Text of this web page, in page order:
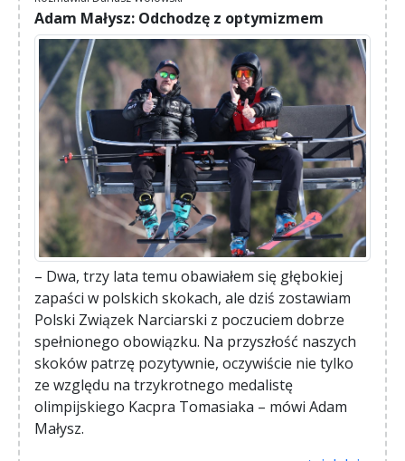
Adam Małysz: Odchodzę z optymizmem
– Dwa, trzy lata temu obawiałem się głębokiej
zapaści w polskich skokach, ale dziś zostawiam
Polski Związek Narciarski z poczuciem dobrze
spełnionego obowiązku. Na przyszłość naszych
skoków patrzę pozytywnie, oczywiście nie tylko
ze względu na trzykrotnego medalistę
olimpijskiego Kacpra Tomasiaka – mówi Adam
Małysz.